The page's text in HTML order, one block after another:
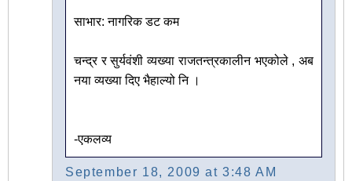
साभार: नागरिक डट कम
चन्द्र र सुर्यवंशी व्यख्या राजतन्त्रकालीन भएकोले , अब
नया व्यख्या दिए भैहाल्यो नि ।
-एकलव्य
September 18, 2009 at 3:48 AM